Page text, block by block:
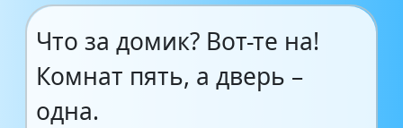
Что за домик? Вот-те на!
Комнат пять, а дверь –
одна.